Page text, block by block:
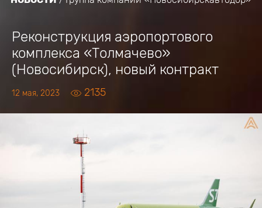
Реконструкция аэропортового
комплекса «Толмачево»
(Новосибирск), новый контракт
12 мая, 2023 2135